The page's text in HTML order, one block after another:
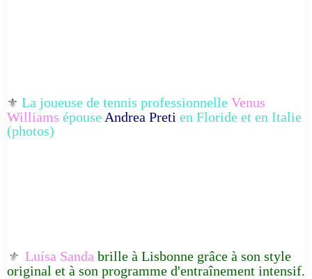
⚜️ La joueuse de tennis professionnelle Venus
Williams épouse Andrea Preti en Floride et en Italie
(photos)
⚜️ Luísa Sanda brille à Lisbonne grâce à son style
original et à son programme d'entraînement intensif.